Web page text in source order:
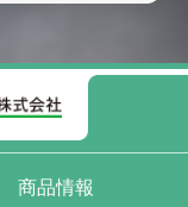
商品情報